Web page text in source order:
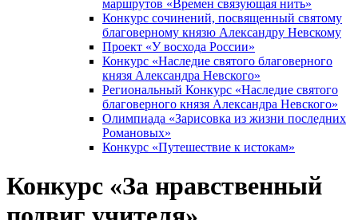
маршрутов «Времен связующая нить»
Конкурс сочинений, посвященный святому
благоверному князю Александру Невскому
Проект «У восхода России»
Конкурс «Наследие святого благоверного
князя Александра Невского»
Региональный Конкурс «Наследие святого
благоверного князя Александра Невского»
Олимпиада «Зарисовка из жизни последних
Романовых»
Конкурс «Путешествие к истокам»
Конкурс «За нравственный